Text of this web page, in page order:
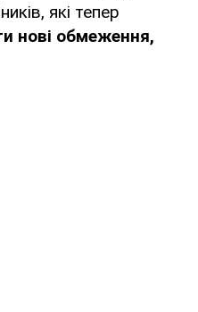
які тепер
нові обмеження,